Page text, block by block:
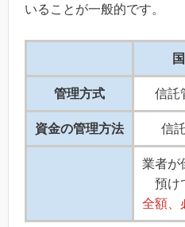
いることが一般的です。
管理方式 信託
資金の管理方法 信
業者が
預け
全額、